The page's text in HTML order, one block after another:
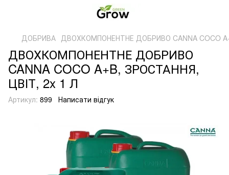
ДОБРИВА ДВОХКОМПОНЕНТНЕ ДОБРИВО CANNA COCO
ДВОХКОМПОНЕНТНЕ ДОБРИВО
CANNA COCO A+B, ЗРОСТАННЯ,
ЦВІТ, 2x 1 Л
Артикул: 899 Написати відгук